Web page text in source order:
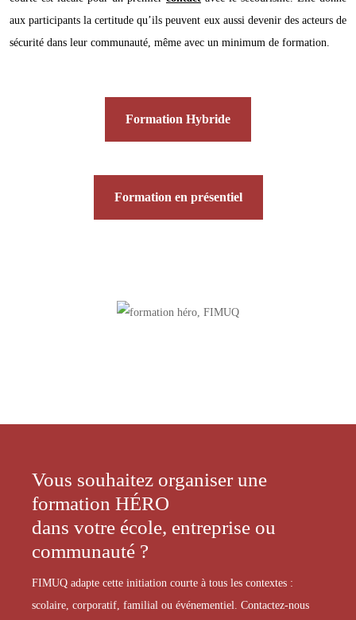
aux participants la certitude qu’ils peuvent eux aussi devenir des acteurs de
sécurité dans leur communauté, même avec un minimum de formation.
Formation Hybride
Formation en présentiel
Vous souhaitez organiser une
formation HÉRO
dans votre école, entreprise ou
communauté ?
FIMUQ adapte cette initiation courte à tous les contextes :
scolaire, corporatif, familial ou événementiel. Contactez-nous